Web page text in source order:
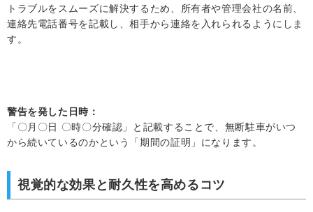
トラブルをスムーズに解決するため、所有者や管理会社の名前、
連絡先電話番号を記載し、相手から連絡を入れられるようにしま
す。
警告を発した日時 ：
「〇月〇日 〇時〇分確認」と記載することで、無断駐車がいつ
から続いているのかという「期間の証明」になります。
視覚的な効果と耐久性を高めるコツ